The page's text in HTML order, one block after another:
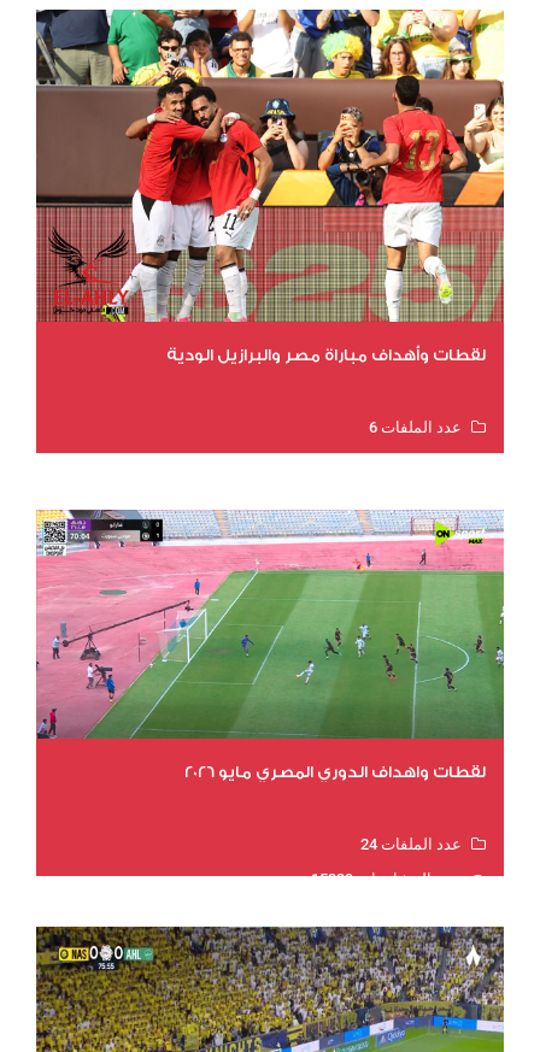
لقطات وأهداف مباراة مصر والبرازيل الودية
عدد الملفات 6
لقطات واهداف الدوري المصري مايو 2026
عدد الملفات 24
عدد المشاهدات 15339